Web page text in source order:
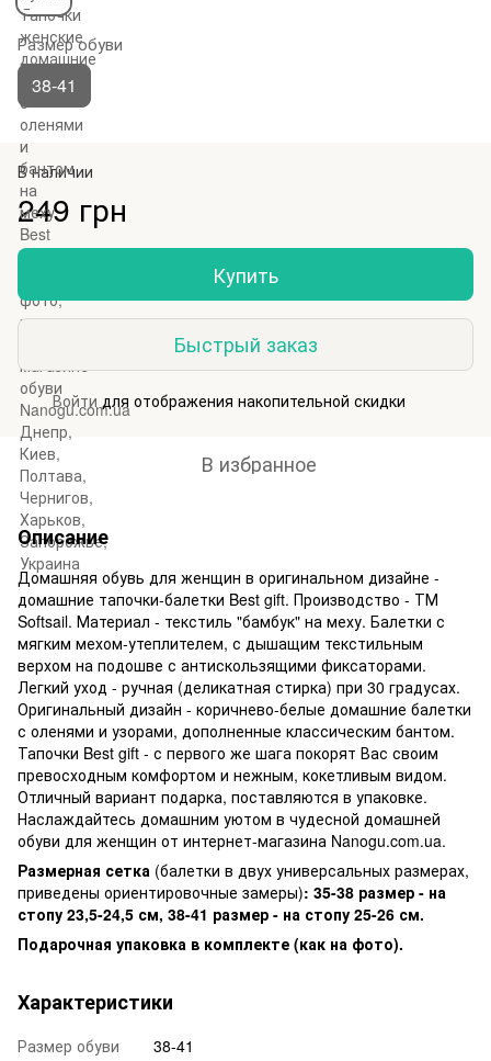
Размер обуви
38-41
В наличии
249 грн
Купить
Быстрый заказ
% Войти для отображения накопительной скидки
В избранное
Описание
Домашняя обувь для женщин в оригинальном дизайне -
домашние тапочки-балетки Best gift. Производство - ТМ
Softsail. Материал - текстиль "бамбук" на меху. Балетки с
мягким мехом-утеплителем, с дышащим текстильным
верхом на подошве с антискользящими фиксаторами.
Легкий уход - ручная (деликатная стирка) при 30 градусах.
Оригинальный дизайн - коричнево-белые домашние балетки
с оленями и узорами, дополненные классическим бантом.
Тапочки Best gift - с первого же шага покорят Вас своим
превосходным комфортом и нежным, кокетливым видом.
Отличный вариант подарка, поставляются в упаковке.
Наслаждайтесь домашним уютом в чудесной домашней
обуви для женщин от интернет-магазина Nanogu.com.ua.
Размерная сетка (балетки в двух универсальных размерах,
приведены ориентировочные замеры): 35-38 размер - на
стопу 23,5-24,5 см, 38-41 размер - на стопу 25-26 см.
Подарочная упаковка в комплекте (как на фото).
Характеристики
Размер обуви
38-41